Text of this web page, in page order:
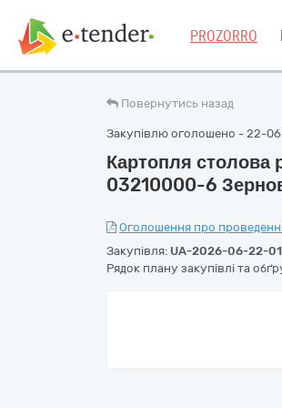
PROZORRO
Повернутись назад
Закупівлю оголошено - 22-
Картопля столова
03210000-6
Оголошення про
Закупівля: UA-2026-06-22-
Рядок плану закупівлі та